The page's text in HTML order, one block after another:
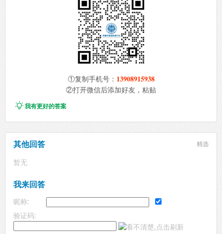
①复制手机号： 13908915938
②打开微信后添加好友，粘贴
我有更好的答案
其他回答 精选
暂无
我来回答
昵称:
验证码: